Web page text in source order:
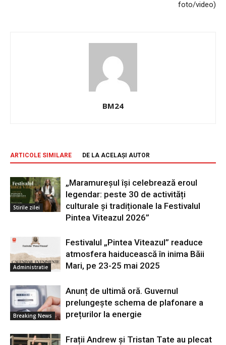
foto/video)
BM24
ARTICOLE SIMILARE DE LA ACELAȘI AUTOR
Stirile zilei
„Maramureșul își celebrează eroul
legendar: peste 30 de activități
culturale și tradiționale la Festivalul
Pintea Viteazul 2026”
Administratie
Festivalul „Pintea Viteazul” readuce
atmosfera haiducească în inima Băii
Mari, pe 23-25 mai 2025
Breaking News
Anunț de ultimă oră. Guvernul
prelungește schema de plafonare a
prețurilor la energie
Frații Andrew și Tristan Tate au plecat